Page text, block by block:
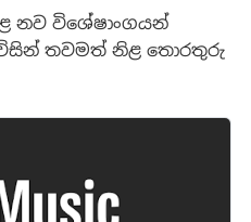
නව විශේෂාංගයන්
විසින් තවමත් නිළ තොරතුරු